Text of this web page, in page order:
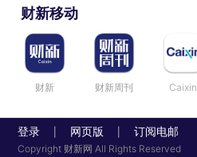
财新移动
财新 财新周刊 Caixin
登录 网页版 订阅电邮
Copyright 财新网 All Rights Reserved